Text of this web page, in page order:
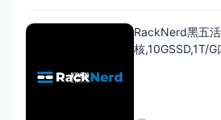
RackNerd黑五
核,10GSSD,1T/